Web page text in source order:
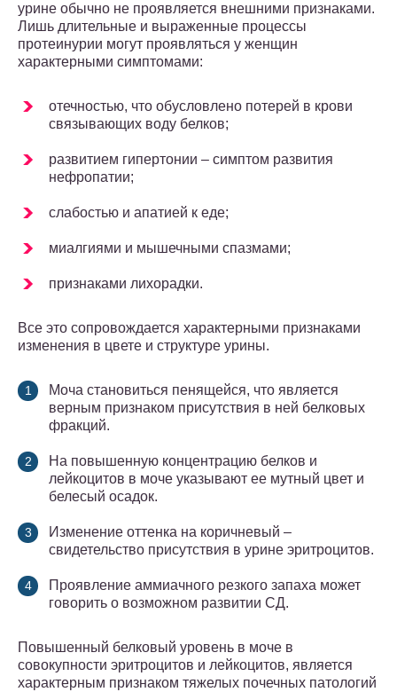
урине обычно не проявляется внешними признаками.
Лишь длительные и выраженные процессы
протеинурии могут проявляться у женщин
характерными симптомами:
отечностью, что обусловлено потерей в крови
связывающих воду белков;
развитием гипертонии – симптом развития
нефропатии;
слабостью и апатией к еде;
миалгиями и мышечными спазмами;
признаками лихорадки.
Все это сопровождается характерными признаками
изменения в цвете и структуре урины.
Моча становиться пенящейся, что является
верным признаком присутствия в ней белковых
фракций.
На повышенную концентрацию белков и
лейкоцитов в моче указывают ее мутный цвет и
белесый осадок.
Изменение оттенка на коричневый –
свидетельство присутствия в урине эритроцитов.
Проявление аммиачного резкого запаха может
говорить о возможном развитии СД.
Повышенный белковый уровень в моче в
совокупности эритроцитов и лейкоцитов, является
характерным признаком тяжелых почечных патологий